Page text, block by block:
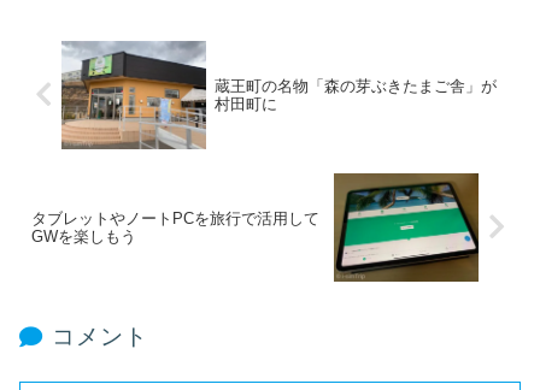
蔵王町の名物「森の芽ぶきたまご舎」が
村田町に
タブレットやノートPCを旅行で活用して
GWを楽しもう
コメント